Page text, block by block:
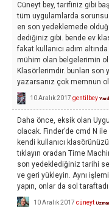
Cüneyt bey, tarifiniz gibi
tüm uygulamlarda
en son yedeklemede
dediğiniz gibi. bende ev
fakat kullanıcı adım
mühim olan belgelerimin
Klasörlerimdir. bunları
yazarsanız çok memnun
10 Aralık 2017 gentilbey
Daha önce, eksik olan
olacak. Finder’de cmd N
kendi kullanıcı
tıklayın oradan Time
son yedeklediğiniz tarihi
ve geri yükleyin. Aynı
yapın, onlar da sol
10 Aralık 2017 cüneyt